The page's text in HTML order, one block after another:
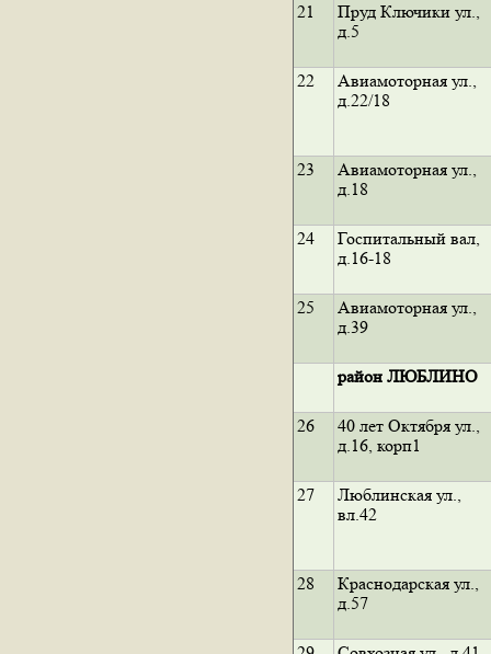
21
Пруд Ключики ул.,
д.5
22
Авиамоторная ул.,
д.22/18
23
Авиамоторная ул.,
д.18
24
Госпитальный вал,
д.16-18
25
Авиамоторная ул.,
д.39
район ЛЮБЛИНО
26
40 лет Октября ул.,
д.16, корп1
27
Люблинская ул.,
вл.42
28
Краснодарская ул.,
д.57